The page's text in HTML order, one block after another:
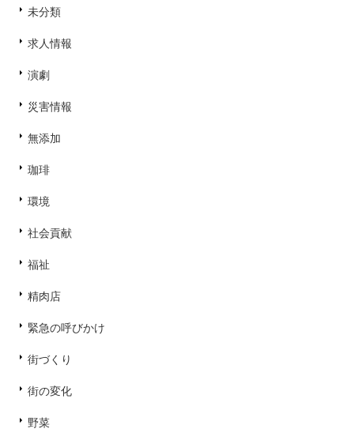
未分類
求人情報
演劇
災害情報
無添加
珈琲
環境
社会貢献
福祉
精肉店
緊急の呼びかけ
街づくり
街の変化
野菜